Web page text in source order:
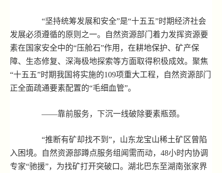
“坚持统筹发展和安全”是“十五五”时期经济社会
发展必须遵循的原则之一。自然资源部门着力发挥资源要
素在国家安全中的“压舱石”作用，在耕地保护、矿产保
障、生态修复、深海极地探索等方面取得积极成效。聚焦
“十五五”时期我国将实施的109项重大工程，自然资源部门
正全面疏通要素配置的“毛细血管”。
——靠前服务，下沉一线破除要素瓶颈。
“推断有矿却找不到”，山东龙宝山稀土矿区曾陷
入困境。自然资源部蹲点服务组闻需而动，48小时内协调
专家“驰援”，为找矿打开突破口。湖北巴东至湖南张家界